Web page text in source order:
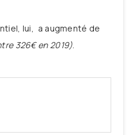
lui, a augmenté de
326€ en 2019).